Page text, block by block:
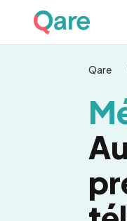
Qare